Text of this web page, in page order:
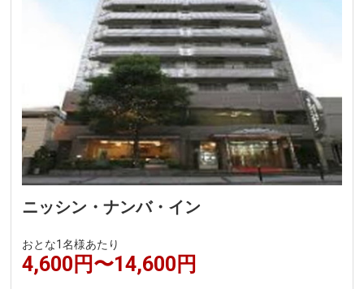
ニッシン・ナンバ・イン
おとな1名様あたり
4,600円〜14,600円